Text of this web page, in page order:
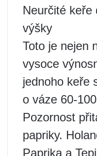
Neurčité keře
výšky
Toto je nejen
vysoce
jednoho keře
o váze 60-
Pozornost
papriky.
Paprika a